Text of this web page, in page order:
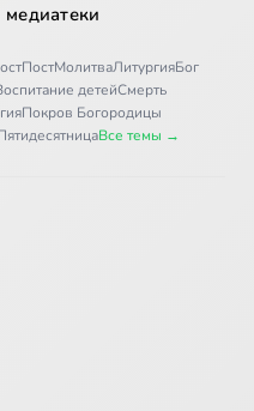
ПостМолитваЛитургияБог
детейСмерть
Покров Богородицы
Все темы →